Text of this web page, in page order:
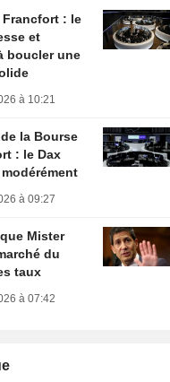
Francfort : le
et
boucler une
à 10:21
la Bourse
: le Dax
à 09:27
Mister
du
taux
à 07:42